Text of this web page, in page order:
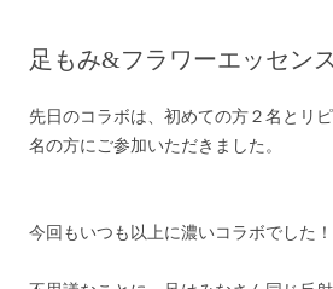
足もみ&フラワーエッセン
先日のコラボは、初めての方２名とリ
名の方にご参加いただきました。
今回もいつも以上に濃いコラボでした！